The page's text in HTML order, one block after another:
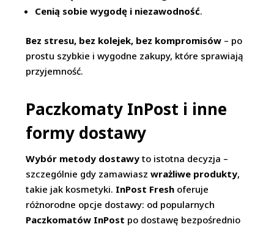
Cenią sobie wygodę i niezawodność.
Bez stresu, bez kolejek, bez kompromisów – po
prostu szybkie i wygodne zakupy, które sprawiają
przyjemność.
Paczkomaty InPost i inne
formy dostawy
Wybór metody dostawy to istotna decyzja –
szczególnie gdy zamawiaszwrażliwe produkty,
takie jak kosmetyki. InPost Fresh oferuje
różnorodne opcje dostawy: od popularnych
Paczkomatów InPost po dostawę bezpośrednio